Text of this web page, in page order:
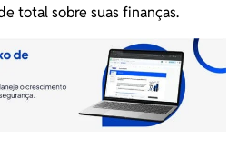
total sobre suas finanças.